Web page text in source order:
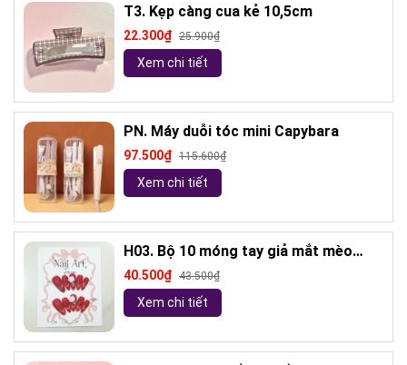
T3. Kẹp càng cua kẻ 10,5cm
22.300₫ 25.900₫
Xem chi tiết
PN. Máy duỗi tóc mini Capybara
97.500₫ 115.600₫
Xem chi tiết
H03. Bộ 10 móng tay giả mắt mèo
kèm keo và giũa móng (ngẫu nhiên)
40.500₫ 43.500₫
Xem chi tiết